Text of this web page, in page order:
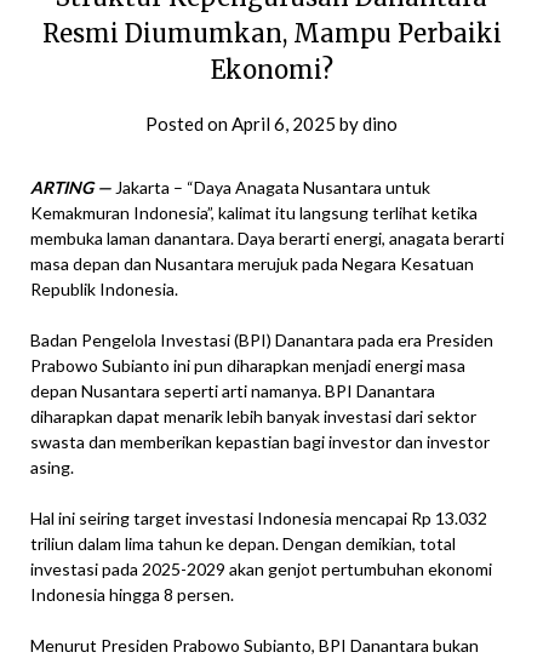
Resmi Diumumkan, Mampu Perbaiki
Ekonomi?
Posted onApril 6, 2025 bydino
ARTING — Jakarta – “Daya Anagata Nusantara untuk
Kemakmuran Indonesia”, kalimat itu langsung terlihat ketika
membuka laman danantara. Daya berarti energi, anagata berarti
masa depan dan Nusantara merujuk pada Negara Kesatuan
Republik Indonesia.
Badan Pengelola Investasi (BPI) Danantara pada era Presiden
Prabowo Subianto ini pun diharapkan menjadi energi masa
depan Nusantara seperti arti namanya. BPI Danantara
diharapkan dapat menarik lebih banyak investasi dari sektor
swasta dan memberikan kepastian bagi investor dan investor
asing.
Hal ini seiring target investasi Indonesia mencapai Rp 13.032
triliun dalam lima tahun ke depan. Dengan demikian, total
investasi pada 2025-2029 akan genjot pertumbuhan ekonomi
Indonesia hingga 8 persen.
Menurut Presiden Prabowo Subianto, BPI Danantara bukan